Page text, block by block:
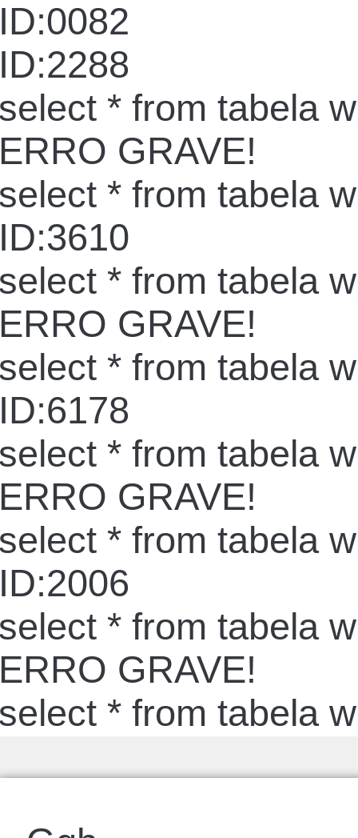
* from tabela
GRAVE!
* from tabela
* from tabela
GRAVE!
* from tabela
* from tabela
GRAVE!
* from tabela
* from tabela
GRAVE!
* from tabela